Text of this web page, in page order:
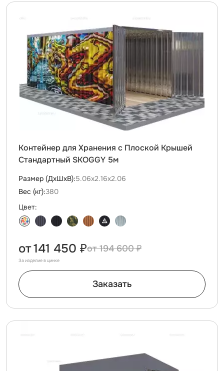
Контейнер для Хранения с Плоской Крышей
Стандартный SKOGGY 5м
Размер (ДxШxВ):5.06х2.16х2.06
Вес (кг):380
Цвет:
194 600 ₽
от141 450 ₽
За изделие в цинке
Заказать